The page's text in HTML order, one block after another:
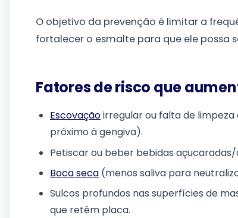
O objetivo da prevenção é limitar a
fortalecer o esmalte para que ele possa
Fatores de risco que
Escovaçãoirregular ou falta de
próximo à gengiva).
Petiscar ou beber bebidas
Boca seca (menos saliva para
Sulcos profundos nas superfícies de
que retêm placa.